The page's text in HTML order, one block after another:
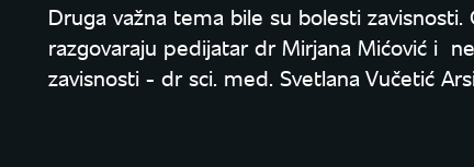
Druga važna tema bile su bolesti
razgovaraju pedijatar dr Mirjana Mićović i
zavisnosti - dr sci. med. Svetlana Vučetić